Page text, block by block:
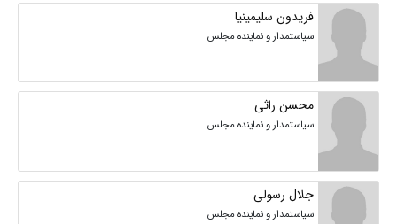
فریدون سلیمینیا
سیاستمدار و نماینده مجلس
محسن راثی
سیاستمدار و نماینده مجلس
جلال رسولی
سیاستمدار و نماینده مجلس